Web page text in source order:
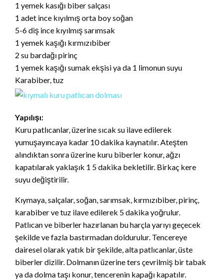
1 yemek kasığı biber salçası
1 adet ince kıyılmış orta boy soğan
5-6 diş ince kıyılmış sarımsak
1 yemek kaşığı kırmızıbiber
2 su bardağı pirinç
1 yemek kaşığı sumak ekşisi ya da 1 limonun suyu
Karabiber, tuz
Yapılışı:
Kuru patlıcanlar, üzerine sıcak su ilave edilerek
yumuşayıncaya kadar 10 dakika kaynatılır. Ateşten
alındıktan sonra üzerine kuru biberler konur, ağzı
kapatılarak yaklaşık 1 5 dakika bekletilir. Birkaç kere
suyu değiştirilir.
Kıymaya, salçalar, soğan, sarımsak, kırmızıbiber, pirinç,
karabiber ve tuz ilave edilerek 5 dakika yoğrulur.
Patlıcan ve biberler hazırlanan bu harçla yarıyı geçecek
şekilde ve fazla bastırmadan doldurulur. Tencereye
dairesel olarak yatık bir şekilde, alta patlıcanlar, üste
biberler dizilir. Dolmanın üzerine ters çevrilmiş bir tabak
ya da dolma taşı konur, tencerenin kapağı kapatılır.